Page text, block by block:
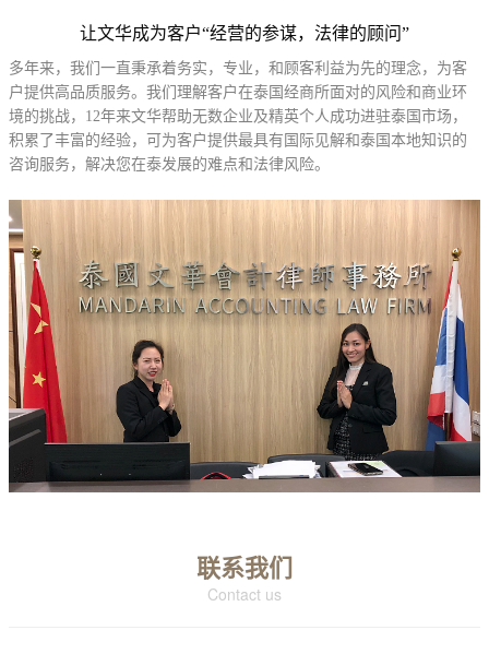
让文华成为客户“经营的参谋，法律的顾问”
多年来，我们一直秉承着务实，专业，和顾客利益为先的理念，为客
户提供高品质服务。我们理解客户在泰国经商所面对的风险和商业环
境的挑战，12年来文华帮助无数企业及精英个人成功进驻泰国市场，
积累了丰富的经验，可为客户提供最具有国际见解和泰国本地知识的
咨询服务，解决您在泰发展的难点和法律风险。
联系我们
Contact us